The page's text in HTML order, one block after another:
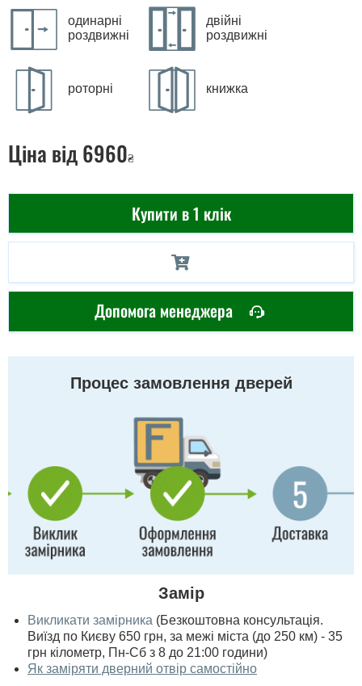
одинарні
роздвижні
двійні
роздвижні
роторні книжка
Ціна від 6960₴
Купити в 1 клік
Допомога менеджера
Процес замовлення дверей
Замір
Викликати замірника (Безкоштовна консультація.
Виїзд по Києву 650 грн, за межі міста (до 250 км) - 35
грн кілометр, Пн-Сб з 8 до 21:00 години)
Як заміряти дверний отвір самостійно